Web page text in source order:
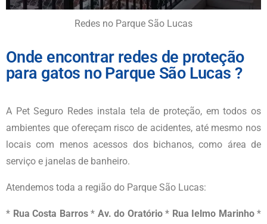
Redes no Parque São Lucas
Onde encontrar redes de proteção
para gatos no Parque São Lucas ?
A Pet Seguro Redes instala tela de proteção, em todos os
ambientes que ofereçam risco de acidentes, até mesmo nos
locais com menos acessos dos bichanos, como área de
serviço e janelas de banheiro.
Atendemos toda a região do Parque São Lucas:
* Rua Costa Barros* Av. do Oratório* Rua Ielmo Marinho*